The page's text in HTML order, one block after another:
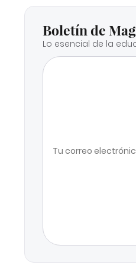
Boletín de
Lo esencial de la